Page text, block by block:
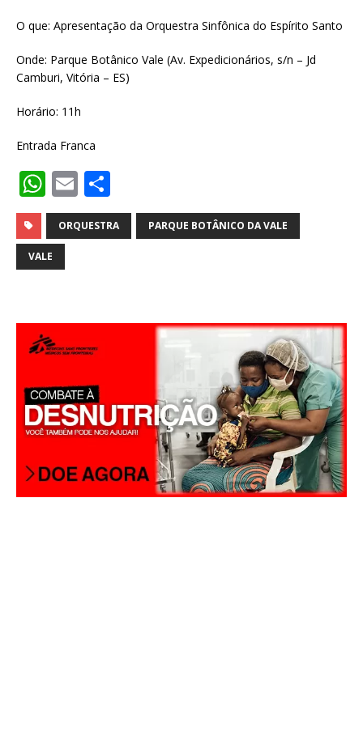
O que: Apresentação da Orquestra Sinfônica do Espírito Santo
Onde: Parque Botânico Vale (Av. Expedicionários, s/n – Jd
Camburi, Vitória – ES)
Horário: 11h
Entrada Franca
W
h
at
s
p
E
m
ai
h
ar
ORQUESTRA PARQUE BOTÂNICO DA VALE
VALE